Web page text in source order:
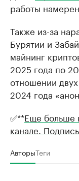
работы
Также из-за
Бурятии и
майнинг
2025 года по
отношении
2024 года
✅**Еще больше
канале.
АвторыТеги